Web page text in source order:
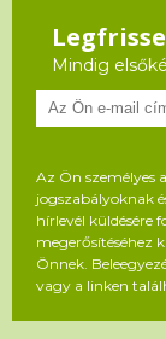
Mindig
Az Ön személyes
jogszabályoknak
hírlevél küldésére
megerősítéséhez
Önnek.
vagy a linken